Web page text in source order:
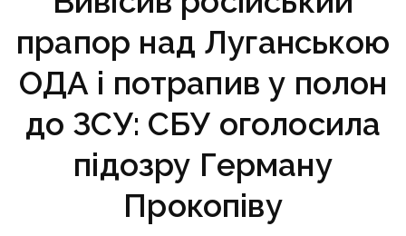
прапор над Луганською
ОДА і потрапив у полон
до ЗСУ: СБУ оголосила
підозру Герману
Прокопіву